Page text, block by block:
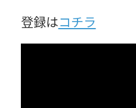
登録はコチラ